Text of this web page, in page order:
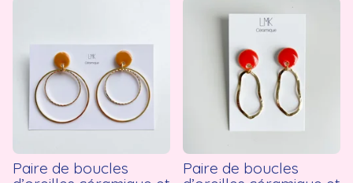
Paire de boucles
Paire de boucles